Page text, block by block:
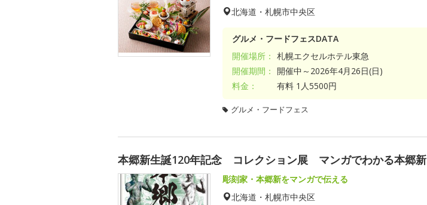
北海道・札幌市中央区
グルメ・フードフェスDATA
開催場所： 札幌エクセルホテル東急
開催期間：
開催中～2026年4月26日(日)
料金：
有料 1人5500円
グルメ・フードフェス
本郷新生誕120年記念 コレクション展 マンガでわかる本郷新
彫刻家・本郷新をマンガで伝える
北海道・札幌市中央区